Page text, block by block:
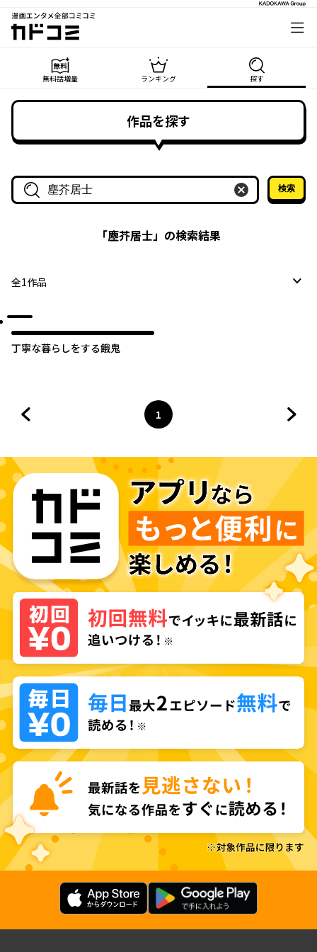
漫画エンタメ全部コミコミ
カドコミ
無料話増量 ランキング 探す
作品を探す
作品名・作家名で探す
検索
「塵芥居士」の検索結果
全1作品
丁寧な暮らしをする餓鬼
ページ
1
へ